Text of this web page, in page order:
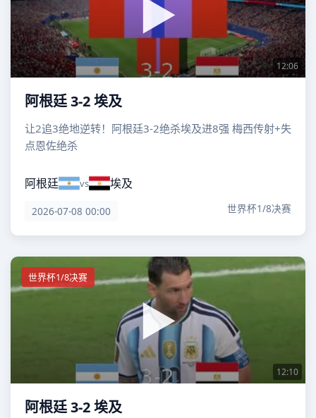
12:06
阿根廷 3-2 埃及
让2追3绝地逆转！阿根廷3-2绝杀埃及进8强 梅西传射+失
点恩佐绝杀
阿根廷 vs 埃及
2026-07-08 00:00 世界杯1/8决赛
世界杯1/8决赛
12:10
阿根廷 3-2 埃及